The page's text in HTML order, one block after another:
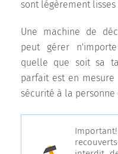
sont légèrement
Une machine de
peut gérer
quelle que soit sa
parfait est en
sécurité à la